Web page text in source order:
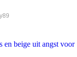
en beige uit angst voor